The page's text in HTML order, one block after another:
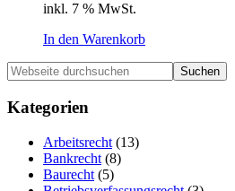
inkl. 7 % MwSt.
In den Warenkorb
Haupt-
Sidebar
Webseite
durchsuchen
Kategorien
Arbeitsrecht (13)
Bankrecht (8)
Baurecht (5)